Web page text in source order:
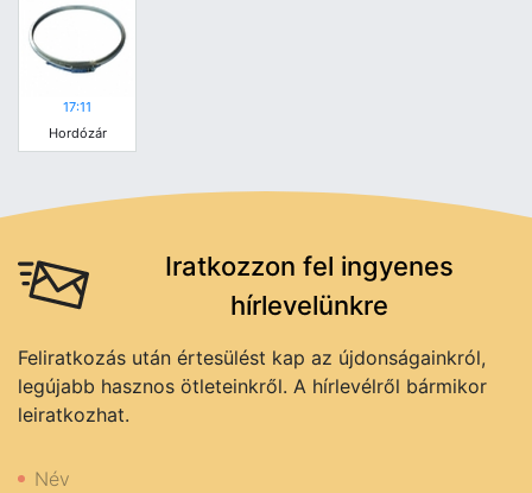
17:11
Hordózár
Iratkozzon fel ingyenes
hírlevelünkre
Feliratkozás után értesülést kap az újdonságainkról,
legújabb hasznos ötleteinkről. A hírlevélről bármikor
leiratkozhat.
Név